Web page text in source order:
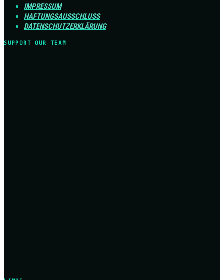
IMPRESSUM
HAFTUNGSAUSSCHLUSS
DATENSCHUTZERKLÄRUNG
SUPPORT OUR TEAM